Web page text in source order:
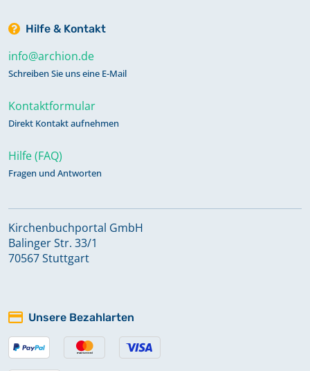
Hilfe & Kontakt
info@archion.de
Schreiben Sie uns eine E-Mail
Kontaktformular
Direkt Kontakt aufnehmen
Hilfe (FAQ)
Fragen und Antworten
Kirchenbuchportal GmbH
Balinger Str. 33/1
70567 Stuttgart
Unsere Bezahlarten